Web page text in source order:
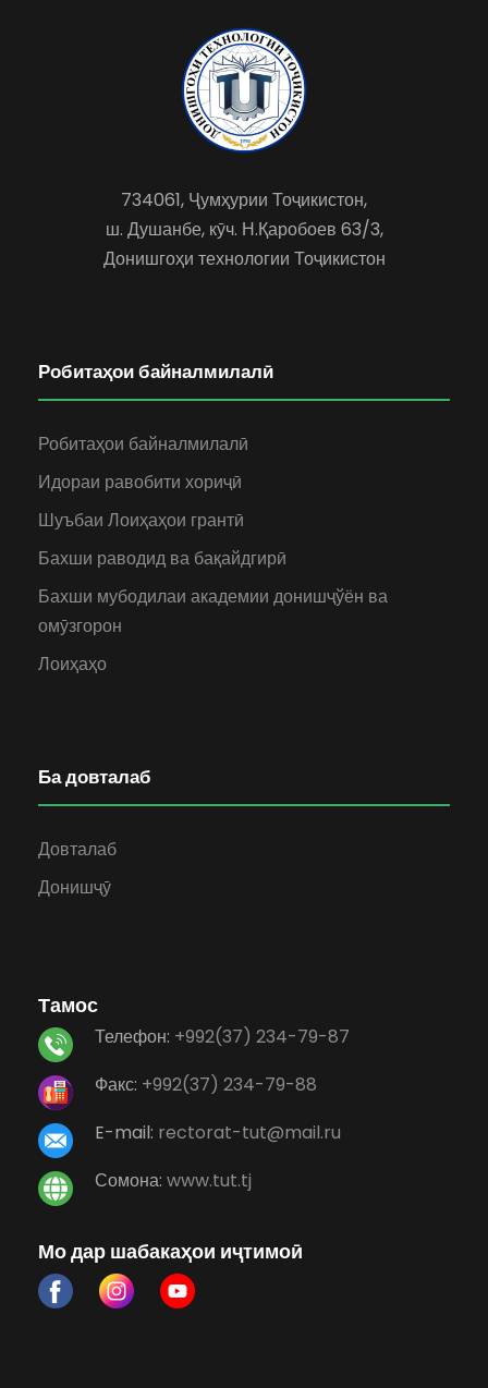
734061, Ҷумҳурии Тоҷикистон,
ш. Душанбе, кӯч. Н.Қаробоев 63/3,
Донишгоҳи технологии Тоҷикистон
Робитаҳои байналмилалӣ
Робитаҳои байналмилалӣ
Идораи равобити хориҷӣ
Шуъбаи Лоиҳаҳои грантӣ
Бахши раводид ва бақайдгирӣ
Бахши мубодилаи академии донишҷўён ва
омӯзгорон
Лоиҳаҳо
Ба довталаб
Довталаб
Донишҷӯ
Тамос
Телефон: +992(37) 234-79-87
Факс: +992(37) 234-79-88
E-mail: rectorat-tut@mail.ru
Сомона: www.tut.tj
Мо дар шабакаҳои иҷтимоӣ